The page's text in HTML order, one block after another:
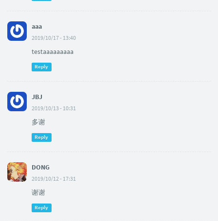
aaa
2019/10/17 - 13:40
testaaaaaaaaa
Reply
JBJ
2019/10/13 - 10:31
多谢
Reply
DONG
2019/10/12 - 17:31
谢谢
Reply